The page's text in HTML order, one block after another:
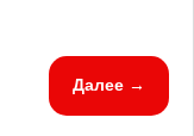
Далее →